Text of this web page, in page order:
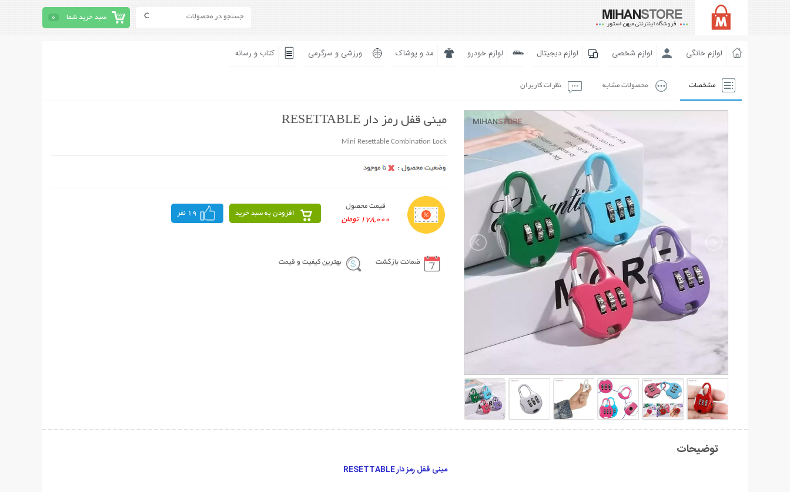
سبد خرید شما 0
لوازم خانگی لوازم شخصی لوازم دیجیتال لوازم خودرو مد و پوشاک ورزشی و سرگرمی کتاب و رسانه
مشخصات محصولات مشابه نظرات کاربران
مینی قفل رمز دار RESETTABLE
Mini Resettable Combination Lock
قیمت محصول
178,000 تومان
افزودن به سبد خرید 19 نفر
ضمانت بازگشت بهترین کیفیت و قیمت
توضیحات
مینی قفل رمز دار RESETTABLE